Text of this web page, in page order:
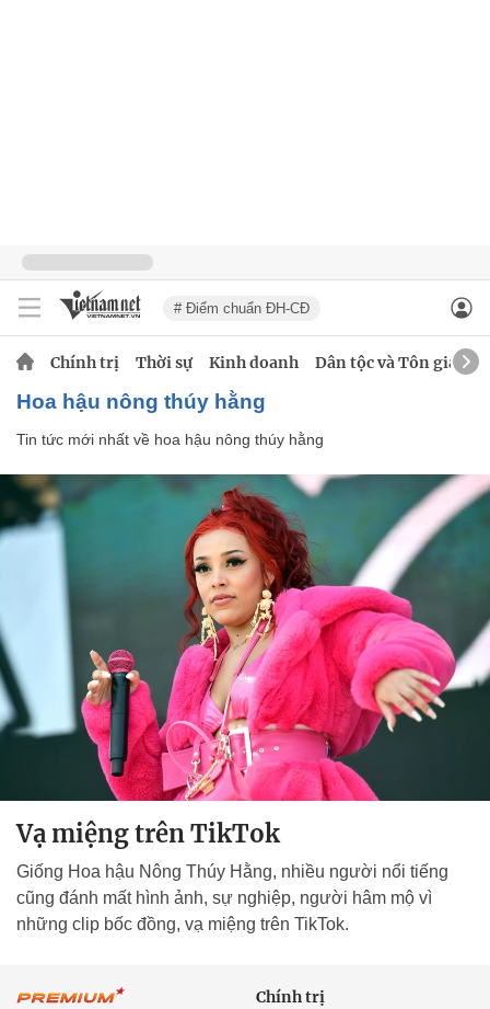
# Điểm chuẩn ĐH-CĐ
Chính trị Thời sự Kinh doanh Dân tộc và Tôn giáo
hoa hậu nông thúy hằng
Tin tức mới nhất về hoa hậu nông thúy hằng
Vạ miệng trên TikTok
Giống Hoa hậu Nông Thúy Hằng, nhiều người nổi tiếng
cũng đánh mất hình ảnh, sự nghiệp, người hâm mộ vì
những clip bốc đồng, vạ miệng trên TikTok.
Chính trị